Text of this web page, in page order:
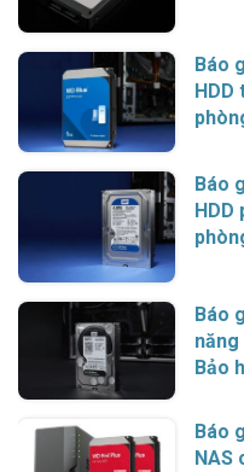
Báo
Báo
Báo
Bảo
Báo
NAS